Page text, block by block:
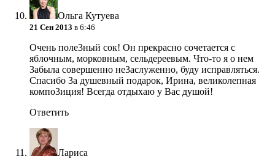
Ольга Кутуева
21 Сен 2013 в 6:46
Очень поле3ный сок! Он прекрасно сочетается с
яблочным, морковным, сельдереевым. Что-то я о нем
3абыла совершенно не3аслуженно, буду исправляться.
Спасибо 3а душевный подарок, Ирина, великолепная
компо3иция! Всегда отдыхаю у Вас душой!
Ответить
Лариса